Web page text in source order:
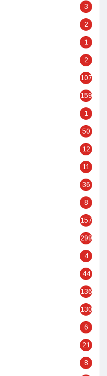
3
2
1
2
107
159
1
50
12
11
36
8
157
299
4
44
136
130
6
21
8